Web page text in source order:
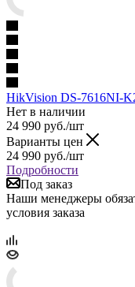
HikVision DS-7616NI-
Нет в наличии
24 990 руб./шт
Варианты цен
24 990 руб./шт
Подробности
Под заказ
Наши менеджеры
условия заказа